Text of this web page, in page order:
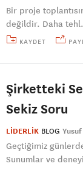
Bir proje
değildir. Daha
KAYDET
Şirketteki
Sekiz Soru
LİDERLİK BLOG
Geçtiğimiz
Sunumlar ve